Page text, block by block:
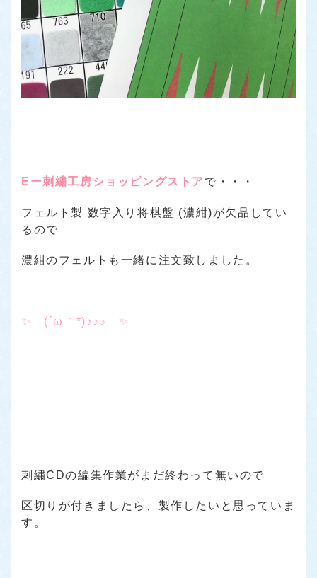
Eー刺繍工房ショッピングストアで・・・
フェルト製 数字入り将棋盤 (濃紺)が欠品してい
るので
濃紺のフェルトも一緒に注文致しました。
✨ (´ω｀*)♪♪♪ ✨
刺繍CDの編集作業がまだ終わって無いので
区切りが付きましたら、製作したいと思っていま
す。